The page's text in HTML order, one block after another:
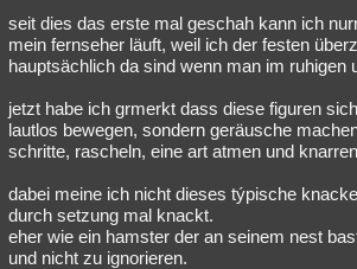
seit dies das erste mal geschah kann ich
mein fernseher läuft, weil ich der festen
hauptsächlich da sind wenn man im ruhigen
jetzt habe ich grmerkt dass diese figuren
lautlos bewegen, sondern geräusche
schritte, rascheln, eine art atmen und
dabei meine ich nicht dieses týpische
durch setzung mal knackt.
eher wie ein hamster der an seinem nest
und nicht zu ignorieren.